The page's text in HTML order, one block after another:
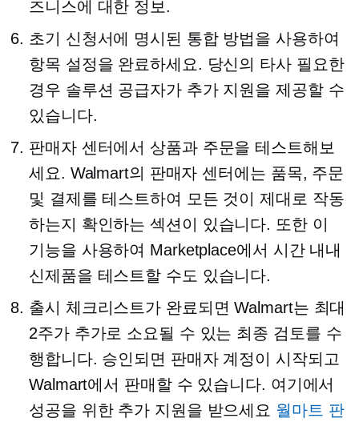
즈니스에 대한 정보.
초기 신청서에 명시된 통합 방법을 사용하여
항목 설정을 완료하세요. 당신의 타사 필요한
경우 솔루션 공급자가 추가 지원을 제공할 수
있습니다.
판매자 센터에서 상품과 주문을 테스트해보
세요. Walmart의 판매자 센터에는 품목, 주문
및 결제를 테스트하여 모든 것이 제대로 작동
하는지 확인하는 섹션이 있습니다. 또한 이
기능을 사용하여 Marketplace에서 시간 내내
신제품을 테스트할 수도 있습니다.
출시 체크리스트가 완료되면 Walmart는 최대
2주가 추가로 소요될 수 있는 최종 검토를 수
행합니다. 승인되면 판매자 계정이 시작되고
Walmart에서 판매할 수 있습니다. 여기에서
성공을 위한 추가 지원을 받으세요 월마트 판